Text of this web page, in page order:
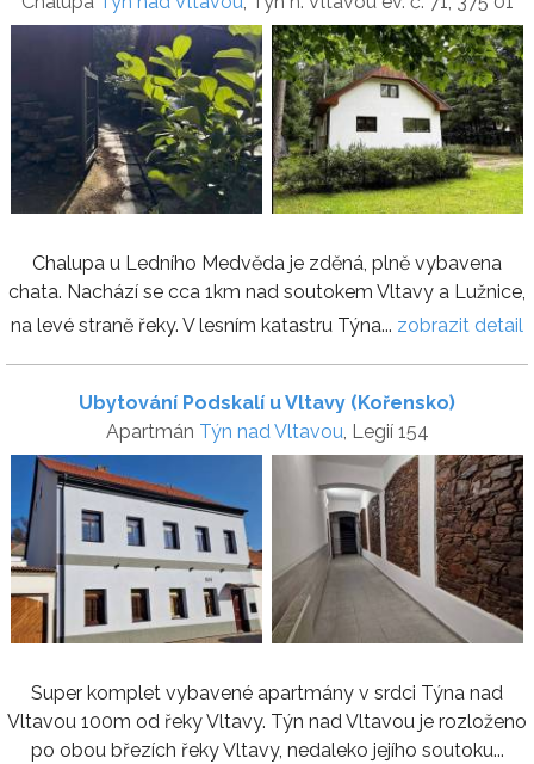
Chalupa u Ledního Medvěda je zděná, plně vybavena
chata. Nachází se cca 1km nad soutokem Vltavy a Lužnice,
na levé straně řeky. V lesním katastru Týna... zobrazit detail
Ubytování Podskalí u Vltavy (Kořensko)
Apartmán Týn nad Vltavou, Legií 154
Super komplet vybavené apartmány v srdci Týna nad
Vltavou 100m od řeky Vltavy. Týn nad Vltavou je rozloženo
po obou březích řeky Vltavy, nedaleko jejího soutoku...